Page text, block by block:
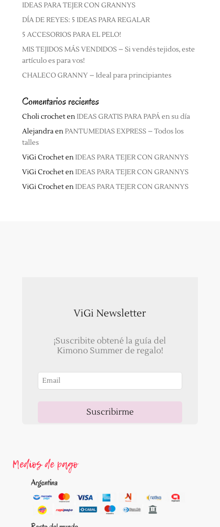
IDEAS PARA TEJER CON GRANNYS
DÍA DE REYES: 5 IDEAS PARA REGALAR
5 ACCESORIOS PARA EL PELO!
MIS TEJIDOS MÁS VENDIDOS – Si vendés tejidos, este
artículo es para vos!
CHALECO GRANNY – Ideal para principiantes
Comentarios recientes
Choli crochetenIDEAS GRATIS PARA PAPÁ en su día
AlejandraenPANTUMEDIAS EXPRESS – Todos los
talles
ViGi CrochetenIDEAS PARA TEJER CON GRANNYS
ViGi CrochetenIDEAS PARA TEJER CON GRANNYS
ViGi CrochetenIDEAS PARA TEJER CON GRANNYS
ViGi Newsletter
¡Suscribite obtené la guía del
Kimono Summer de regalo!
Suscribirme
Medios de pago